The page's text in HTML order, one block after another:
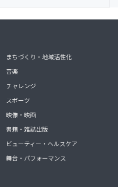
まちづくり・地域活性化
音楽
チャレンジ
スポーツ
映像・映画
書籍・雑誌出版
ビューティー・ヘルスケア
舞台・パフォーマンス